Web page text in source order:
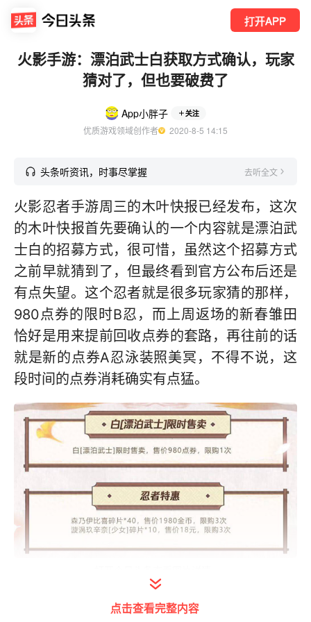
打开APP
火影手游：漂泊武士白获取方式确认，玩家
猜对了，但也要破费了
App小胖子 关注
优质游戏领域创作者
  2020-8-5 14:15
头条听资讯，时事尽掌握 去听全文
火影忍者手游周三的木叶快报已经发布，这次
的木叶快报首先要确认的一个内容就是漂泊武
士白的招募方式，很可惜，虽然这个招募方式
之前早就猜到了，但最终看到官方公布后还是
有点失望。这个忍者就是很多玩家猜的那样，
980点券的限时B忍，而上周返场的新春雏田
恰好是用来提前回收点券的套路，再往前的话
就是新的点券A忍泳装照美冥，不得不说，这
段时间的点券消耗确实有点猛。
另外，除了新忍者漂泊武士白以外，本周还会
点击查看完整内容